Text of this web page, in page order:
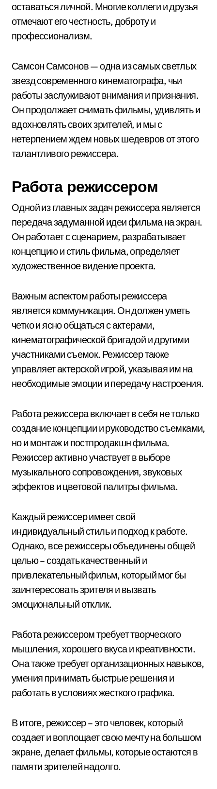
оставаться личной. Многие коллеги и друзья
отмечают его честность, доброту и
профессионализм.
Самсон Самсонов — одна из самых светлых
звезд современного кинематографа, чьи
работы заслуживают внимания и признания.
Он продолжает снимать фильмы, удивлять и
вдохновлять своих зрителей, и мы с
нетерпением ждем новых шедевров от этого
талантливого режиссера.
Работа режиссером
Одной из главных задач режиссера является
передача задуманной идеи фильма на экран.
Он работает с сценарием, разрабатывает
концепцию и стиль фильма, определяет
художественное видение проекта.
Важным аспектом работы режиссера
является коммуникация. Он должен уметь
четко и ясно общаться с актерами,
кинематографической бригадой и другими
участниками съемок. Режиссер также
управляет актерской игрой, указывая им на
необходимые эмоции и передачу настроения.
Работа режиссера включает в себя не только
создание концепции и руководство съемками,
но и монтаж и постпродакшн фильма.
Режиссер активно участвует в выборе
музыкального сопровождения, звуковых
эффектов и цветовой палитры фильма.
Каждый режиссер имеет свой
индивидуальный стиль и подход к работе.
Однако, все режиссеры объединены общей
целью – создать качественный и
привлекательный фильм, который мог бы
заинтересовать зрителя и вызвать
эмоциональный отклик.
Работа режиссером требует творческого
мышления, хорошего вкуса и креативности.
Она также требует организационных навыков,
умения принимать быстрые решения и
работать в условиях жесткого графика.
В итоге, режиссер – это человек, который
создает и воплощает свою мечту на большом
экране, делает фильмы, которые остаются в
памяти зрителей надолго.